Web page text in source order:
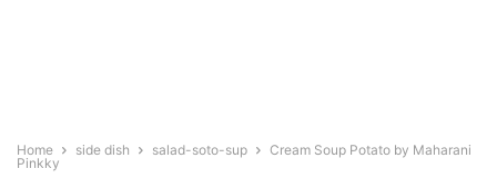
Home side dish salad-soto-sup
Cream Soup Potato by Maharani
Pinkky